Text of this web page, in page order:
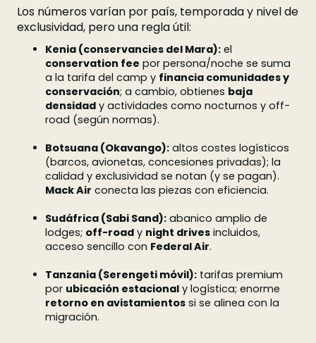
Los números varían por país, temporada y nivel de
exclusividad, pero una regla útil:
Kenia (conservancies del Mara): el
conservation fee por persona/noche se suma
a la tarifa del camp y financia comunidades y
conservación; a cambio, obtienes baja
densidad y actividades como nocturnos y off-
road (según normas).
Botsuana (Okavango): altos costes logísticos
(barcos, avionetas, concesiones privadas); la
calidad y exclusividad se notan (y se pagan).
Mack Air conecta las piezas con eficiencia.
Sudáfrica (Sabi Sand): abanico amplio de
lodges; off-road y night drives incluidos,
acceso sencillo con Federal Air.
Tanzania (Serengeti móvil): tarifas premium
por ubicación estacional y logística; enorme
retorno en avistamientos si se alinea con la
migración.